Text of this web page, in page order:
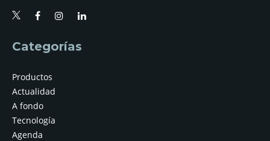
Categorías
Productos
Actualidad
A fondo
Tecnología
Agenda